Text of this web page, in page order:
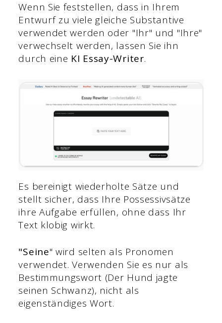
Wenn Sie feststellen, dass in Ihrem
Entwurf zu viele gleiche Substantive
verwendet werden oder "Ihr" und "Ihre"
verwechselt werden, lassen Sie ihn
durch eine KI Essay-Writer.
Es bereinigt wiederholte Sätze und
stellt sicher, dass Ihre Possessivsätze
ihre Aufgabe erfüllen, ohne dass Ihr
Text klobig wirkt.
"Seine" wird selten als Pronomen
verwendet. Verwenden Sie es nur als
Bestimmungswort (Der Hund jagte
seinen Schwanz), nicht als
eigenständiges Wort.